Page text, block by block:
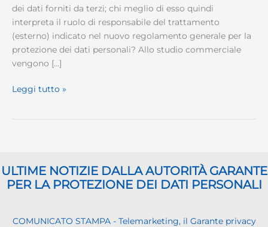
dei dati forniti da terzi; chi meglio di esso quindi
interpreta il ruolo di responsabile del trattamento
(esterno) indicato nel nuovo regolamento generale per la
protezione dei dati personali? Allo studio commerciale
vengono […]
Studi
Leggi tutto »
ULTIME NOTIZIE DALLA AUTORITÀ GARANTE
PER LA PROTEZIONE DEI DATI PERSONALI
COMUNICATO STAMPA - Telemarketing, il Garante privacy